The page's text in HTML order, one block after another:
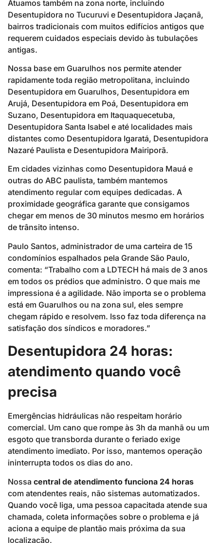
Atuamos também na zona norte, incluindo
Desentupidora no Tucuruvi e Desentupidora Jaçanã,
bairros tradicionais com muitos edifícios antigos que
requerem cuidados especiais devido às tubulações
antigas.
Nossa base em Guarulhos nos permite atender
rapidamente toda região metropolitana, incluindo
Desentupidora em Guarulhos, Desentupidora em
Arujá, Desentupidora em Poá, Desentupidora em
Suzano, Desentupidora em Itaquaquecetuba,
Desentupidora Santa Isabel e até localidades mais
distantes como Desentupidora Igaratá, Desentupidora
Nazaré Paulista e Desentupidora Mairiporã.
Em cidades vizinhas como Desentupidora Mauá e
outras do ABC paulista, também mantemos
atendimento regular com equipes dedicadas. A
proximidade geográfica garante que consigamos
chegar em menos de 30 minutos mesmo em horários
de trânsito intenso.
Paulo Santos, administrador de uma carteira de 15
condomínios espalhados pela Grande São Paulo,
comenta: “Trabalho com a LDTECH há mais de 3 anos
em todos os prédios que administro. O que mais me
impressiona é a agilidade. Não importa se o problema
está em Guarulhos ou na zona sul, eles sempre
chegam rápido e resolvem. Isso faz toda diferença na
satisfação dos síndicos e moradores.”
Desentupidora 24 horas:
atendimento quando você
precisa
Emergências hidráulicas não respeitam horário
comercial. Um cano que rompe às 3h da manhã ou um
esgoto que transborda durante o feriado exige
atendimento imediato. Por isso, mantemos operação
ininterrupta todos os dias do ano.
Nossa central de atendimento funciona 24 horas
com atendentes reais, não sistemas automatizados.
Quando você liga, uma pessoa capacitada atende sua
chamada, coleta informações sobre o problema e já
aciona a equipe de plantão mais próxima da sua
localização.